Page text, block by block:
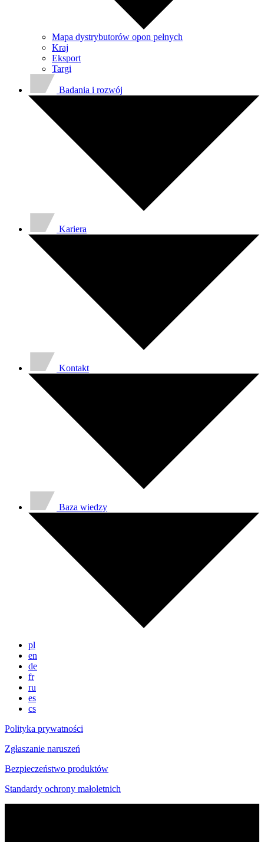
Mapa dystrybutorów opon pełnych
Kraj
Eksport
Targi
Badania i rozwój
Kariera
Kontakt
Baza wiedzy
pl
en
de
fr
ru
es
cs
Polityka prywatności
Zgłaszanie naruszeń
Bezpieczeństwo produktów
Standardy ochrony małoletnich